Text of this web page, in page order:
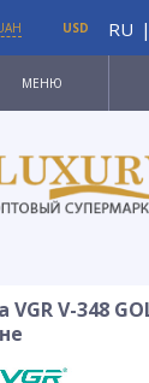
МЕНЮ
V-348
USD RU |